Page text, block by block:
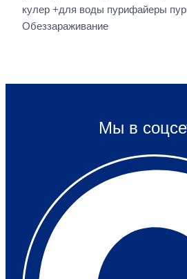
кулер +для воды пурифайеры
Обеззараживание
Мы в